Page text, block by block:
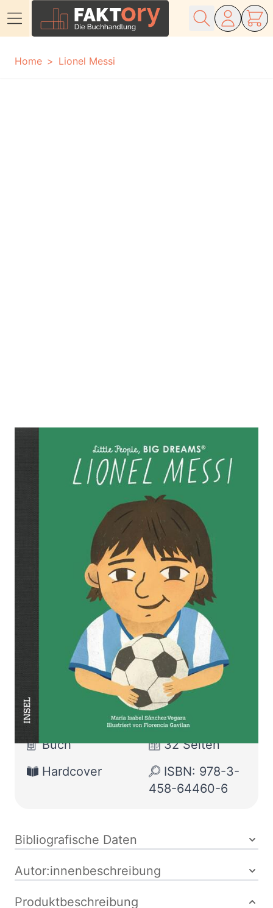
Home
Lionel Messi
Lionel Messi
Zur Wunschliste hinzufügen
Little People, Big Dreams. Deutsche Ausgabe | Der
größte Fußballspieler aller Zeiten | Kinderbuch ab 4
María Isabel Sánchez Vegara
Verlag: Insel
Verlag|Frances
Lincoln
Children's Books
13.10.2024
Buch
32 Seiten
Hardcover
ISBN: 978-3-
458-64460-6
Bibliografische Daten
Autor:innenbeschreibung
Produktbeschreibung